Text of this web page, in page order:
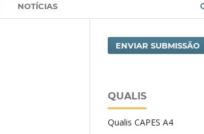
NOTÍCIAS
ENVIAR SUBMISSÃO
QUALIS
Qualis CAPES A4